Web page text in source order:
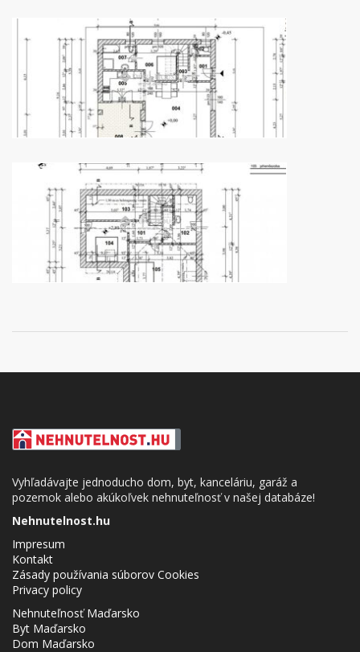
Vyhľadávajte jednoducho dom, byt, kanceláriu, garáž a
pozemok alebo akúkoľvek nehnuteľnosť v našej databáze!
Nehnutelnost.hu
Impresum
Kontakt
Zásady používania súborov Cookies
Privacy policy
Nehnuteľnosť Maďarsko
Byt Maďarsko
Dom Maďarsko